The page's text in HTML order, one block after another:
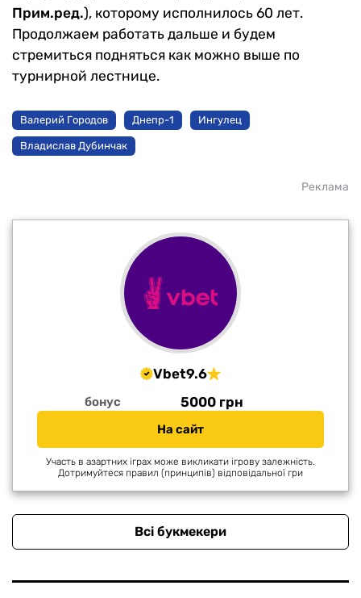
Прим.ред.), которому исполнилось 60 лет.
Продолжаем работать дальше и будем
стремиться подняться как можно выше по
турнирной лестнице.
Валерий Городов Днепр-1 Ингулец
Владислав Дубинчак
Реклама
Vbet9.6
бонус 5000 грн
На сайт
Участь в азартних іграх може викликати ігрову залежність.
Дотримуйтеся правил (принципів) відповідальної гри
Всі букмекери